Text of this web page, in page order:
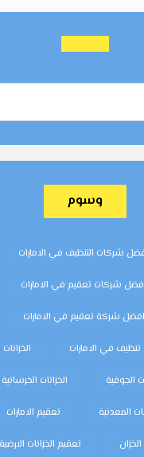
وسوم
شركات التنظيف في الامارات
شركات تعقيم في الامارات
افضل شركة تعقيم في الامارات
في الامارات
الجوفية الخزانات الخرسانية
المعدنية تعقيم الامارات
تعقيم الخزانات الارضية